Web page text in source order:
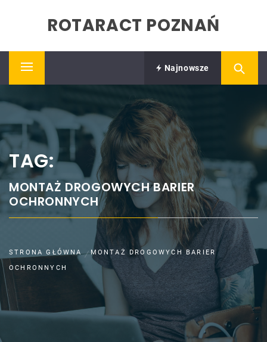
ROTARACT POZNAŃ
Primary
Najnowsze
TAG:
MONTAŻ DROGOWYCH BARIER
OCHRONNYCH
STRONA GŁÓWNA
MONTAŻ DROGOWYCH BARIER
OCHRONNYCH